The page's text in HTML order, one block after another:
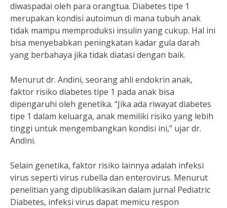
diwaspadai oleh para orangtua. Diabetes tipe 1
merupakan kondisi autoimun di mana tubuh anak
tidak mampu memproduksi insulin yang cukup. Hal ini
bisa menyebabkan peningkatan kadar gula darah
yang berbahaya jika tidak diatasi dengan baik.
Menurut dr. Andini, seorang ahli endokrin anak,
faktor risiko diabetes tipe 1 pada anak bisa
dipengaruhi oleh genetika. “Jika ada riwayat diabetes
tipe 1 dalam keluarga, anak memiliki risiko yang lebih
tinggi untuk mengembangkan kondisi ini,” ujar dr.
Andini.
Selain genetika, faktor risiko lainnya adalah infeksi
virus seperti virus rubella dan enterovirus. Menurut
penelitian yang dipublikasikan dalam jurnal Pediatric
Diabetes, infeksi virus dapat memicu respon